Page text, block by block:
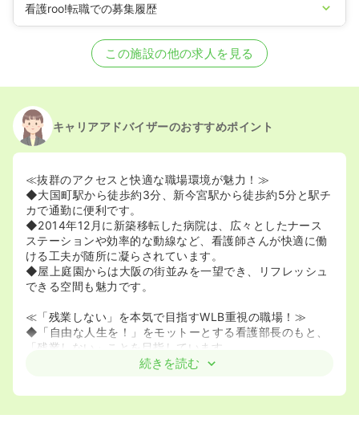
看護roo!転職での募集履歴
この施設の他の求人を見る
キャリアアドバイザーのおすすめポイント
≪抜群のアクセスと快適な職場環境が魅力！≫
◆大国町駅から徒歩約3分、新今宮駅から徒歩約5分と駅チ
カで通勤に便利です。
◆2014年12月に新築移転した病院は、広々としたナース
ステーションや効率的な動線など、看護師さんが快適に働
ける工夫が随所に凝らされています。
◆屋上庭園からは大阪の街並みを一望でき、リフレッシュ
できる空間も魅力です。
≪「残業しない」を本気で目指すWLB重視の職場！≫
◆「自由な人生を！」をモットーとする看護部長のもと、
「残業しない」ことを目指しています。
◆1日の残業は30分程度で、ほとんどの職員が定時に帰宅
◆前残業も禁止されており、8時半始業に合わせて8時以降
続きを読む